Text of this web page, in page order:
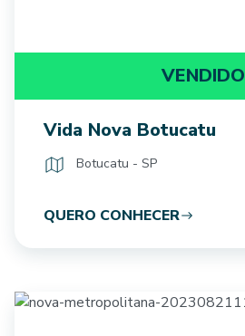
VENDIDO
Vida Nova Botucatu
Botucatu - SP
QUERO CONHECER